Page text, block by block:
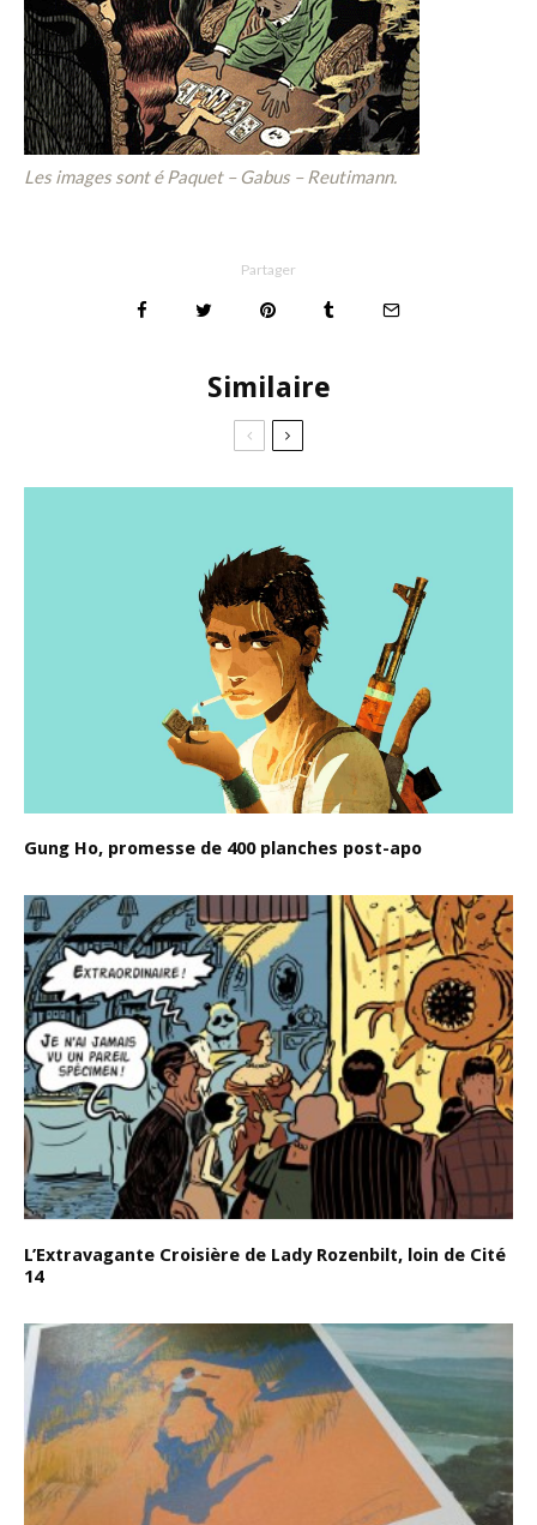
Les images sont é Paquet – Gabus – Reutimann.
Partager
Similaire
Gung Ho, promesse de 400 planches post-apo
L’Extravagante Croisière de Lady Rozenbilt, loin de Cité
14